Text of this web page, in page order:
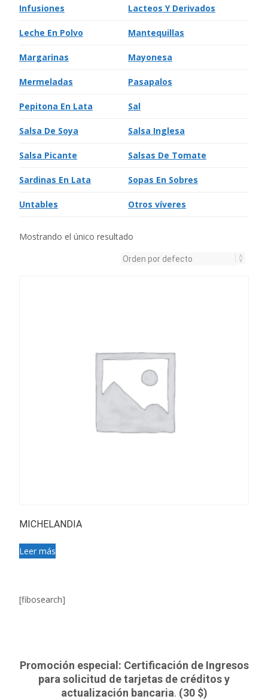
Infusiones Lacteos Y Derivados
Leche En Polvo Mantequillas
Margarinas Mayonesa
Mermeladas Pasapalos
Pepitona En Lata Sal
Salsa De Soya Salsa Inglesa
Salsa Picante Salsas De Tomate
Sardinas En Lata Sopas En Sobres
Untables Otros víveres
Mostrando el único resultado
MICHELANDIA
Leer más
[fibosearch]
Promoción especial: Certificación de Ingresos
para solicitud de tarjetas de créditos y
actualización bancaria. (30 $)